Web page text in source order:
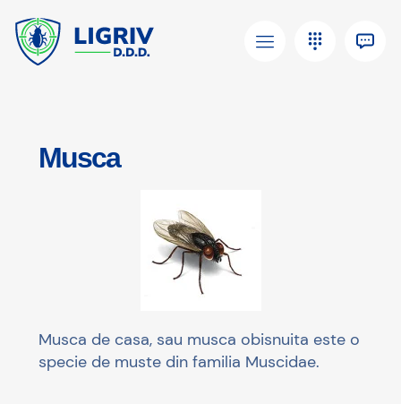
Musca
Musca de casa, sau musca obisnuita este o
specie de muste din familia Muscidae.